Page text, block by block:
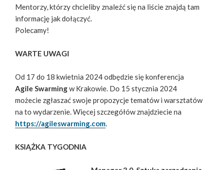
Mentorzy, którzy chcieliby znaleźć się na liście znajdą tam
informację jak dołączyć.
Polecamy!
WARTE UWAGI
Od 17 do 18 kwietnia 2024 odbędzie się konferencja
Agile Swarmingw Krakowie. Do 15 stycznia 2024
możecie zgłaszać swoje propozycje tematów i warsztatów
na to wydarzenie. Więcej szczegółów znajdziecie na
https://agileswarming.com
KSIĄŻKA TYGODNIA